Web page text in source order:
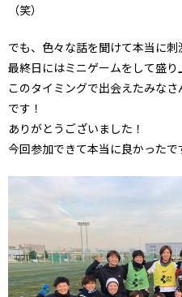
（笑）
でも、色々な話を聞けて本当に刺
最終日にはミニゲームをして盛り
このタイミングで出会えたみな
です！
ありがとうございました！
今回参加できて本当に良かったで